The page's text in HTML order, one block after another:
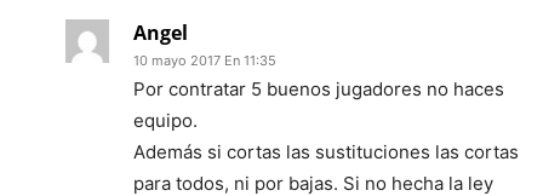
Angel
10 mayo 2017 En 11:35
Por contratar 5 buenos jugadores no haces
equipo.
Además si cortas las sustituciones las cortas
para todos, ni por bajas. Si no hecha la ley